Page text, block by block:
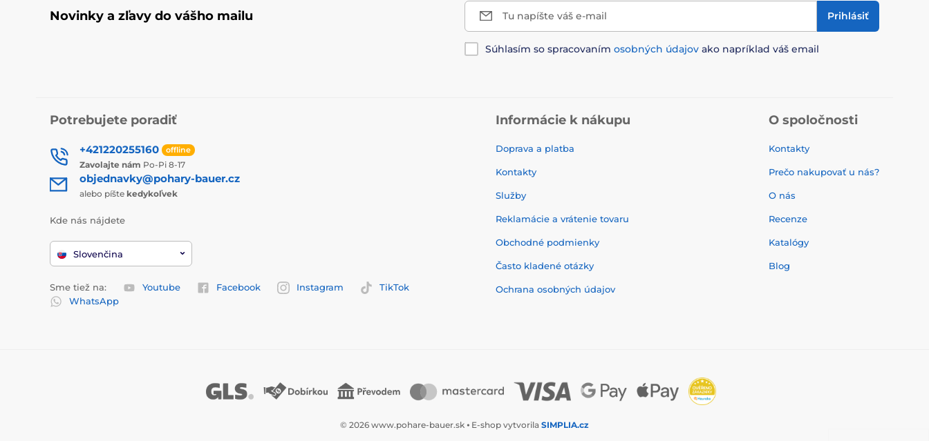
Novinky a zľavy do vášho mailu Tu napíšte váš e-mail Prihlásiť
Súhlasím so spracovaním osobných údajov ako napríklad váš email
Potrebujete poradiť
+421220255160 offline
Zavolajte nám Po-Pi 8-17
objednavky@pohary-bauer.cz
alebo píšte kedykoľvek
Kde nás nájdete
Slovenčina
Sme tiež na: Youtube Facebook Instagram
TikTok
WhatsApp
Informácie k nákupu
Doprava a platba
Kontakty
Služby
Reklamácie a vrátenie tovaru
Obchodné podmienky
Často kladené otázky
Ochrana osobných údajov
O spoločnosti
Kontakty
Prečo nakupovať u nás?
O nás
Recenze
Katalógy
Blog
© 2026 www.pohare-bauer.sk ⦁ E-shop vytvorila SIMPLIA.cz